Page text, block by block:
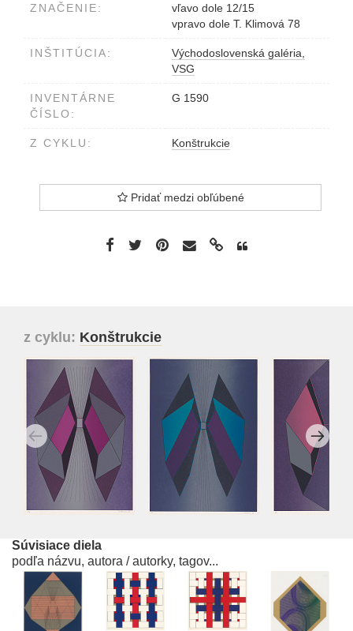
ZNAČENIE:
vľavo dole 12/15
vpravo dole T. Klimová 78
INŠTITÚCIA:
Východoslovenská galéria,
VSG
INVENTÁRNE
ČÍSLO:
G 1590
Z CYKLU: Konštrukcie
Pridať medzi obľúbené
z cyklu: Konštrukcie
Súvisiace diela
podľa názvu, autora / autorky, tagov...